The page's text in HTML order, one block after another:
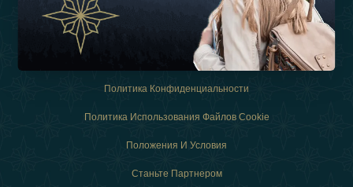
Связаться
Политика Конфиденциальности
Политика Использования Файлов Cookie
Положения И Условия
Станьте Партнером